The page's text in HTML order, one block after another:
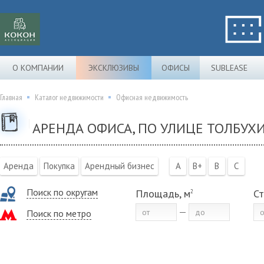
О КОМПАНИИ ЭКСКЛЮЗИВЫ ОФИСЫ SUBLEASE
Главная Каталог недвижимости Офисная недвижимость
АРЕНДА ОФИСА, ПО УЛИЦЕ
Аренда Покупка Арендный бизнес A B+ B C
Поиск по округам
Поиск по метро
Площадь, м2